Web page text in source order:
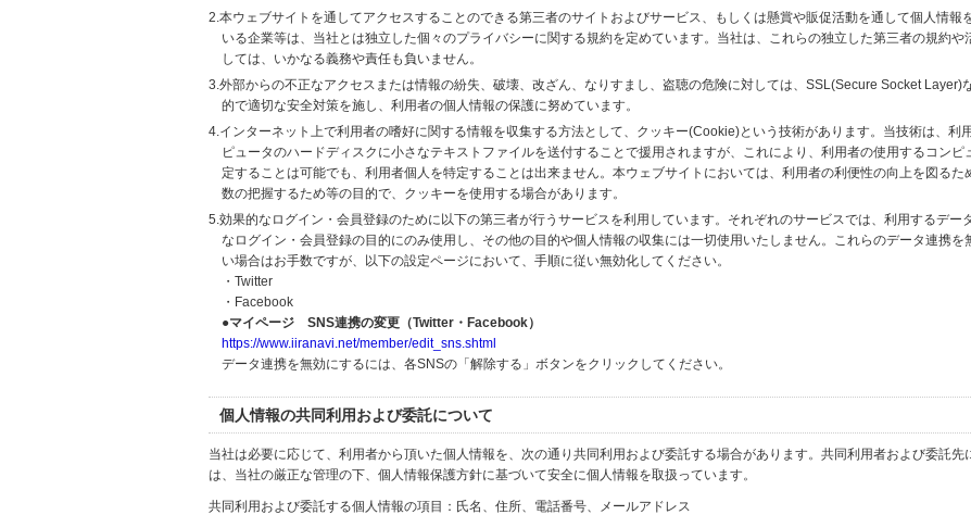
2.本ウェブサイトを通してアクセスすることのできる第三者のサイトおよびサービス、もしくは懸賞や販促活動を通して個人情報
いる企業等は、当社とは独立した個々のプライバシーに関する規約を定めています。当社は、これらの独立した第三者の規約や
しては、いかなる義務や責任も負いません。
3.外部からの不正なアクセスまたは情報の紛失、破壊、改ざん、なりすまし、盗聴の危険に対しては、SSL(Secure Socket Layer)
的で適切な安全対策を施し、利用者の個人情報の保護に努めています。
4.インターネット上で利用者の嗜好に関する情報を収集する方法として、クッキー(Cookie)という技術があります。当技術は、利
ピュータのハードディスクに小さなテキストファイルを送付することで援用されますが、これにより、利用者の使用するコンピ
定することは可能でも、利用者個人を特定することは出来ません。本ウェブサイトにおいては、利用者の利便性の向上を図るた
数の把握するため等の目的で、クッキーを使用する場合があります。
5.効果的なログイン・会員登録のために以下の第三者が行うサービスを利用しています。それぞれのサービスでは、利用するデー
なログイン・会員登録の目的にのみ使用し、その他の目的や個人情報の収集には一切使用いたしません。これらのデータ連携を
い場合はお手数ですが、以下の設定ページにおいて、手順に従い無効化してください。
・Twitter
・Facebook
●マイページ SNS連携の変更（Twitter・Facebook）
https://www.iiranavi.net/member/edit_sns.shtml
データ連携を無効にするには、各SNSの「解除する」ボタンをクリックしてください。
個人情報の共同利用および委託について
当社は必要に応じて、利用者から頂いた個人情報を、次の通り共同利用および委託する場合があります。共同利用者および委託先
は、当社の厳正な管理の下、個人情報保護方針に基づいて安全に個人情報を取扱っています。
共同利用および委託する個人情報の項目：氏名、住所、電話番号、メールアドレス